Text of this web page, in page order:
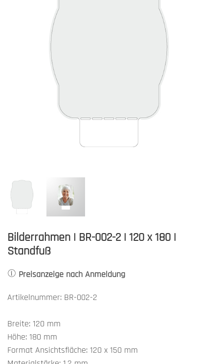
Bilderrahmen | BR-002-2 | 120 x 180 |
Standfuß
Preisanzeige nach Anmeldung
Artikelnummer: BR-002-2
Breite: 120 mm
Höhe: 180 mm
Format Ansichtsfläche: 120 x 150 mm